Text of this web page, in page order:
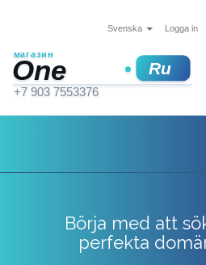
Svenska Logga in
Börja med att
perfekta